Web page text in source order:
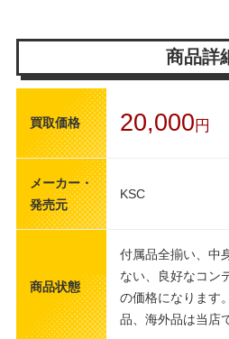
商品詳
買取価格 20,000 円
メーカー・
発売元
KSC
商品状態
付属品全揃い、中
ない、良好なコン
の価格になります
品、海外品は当店